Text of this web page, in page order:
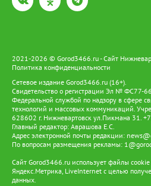
2021-2026 © Gorod3466.ru - Сайт
Политика конфиденциальности
Сетевое издание Gorod3466.ru (16+).
Свидетельство о регистрации Эл № ФС77-
Федеральной службой по надзору в сфере
технологий и массовых коммуникаций.
628602 г. Нижневартовск ул.Пикмана 31.
Главный редактор: Аврашова Е.С.
Адрес электронной почты редакции:
По вопросам размещения рекламы:
Сайт Gorod3466.ru использует файлы
Яндекс.Метрика, LiveInternet с целью
данных.